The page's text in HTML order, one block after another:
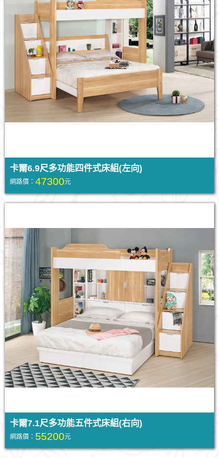
卡爾6.9尺多功能四件式床組(左向)
網路價： 47300元
卡爾7.1尺多功能五件式床組(右向)
網路價： 55200元